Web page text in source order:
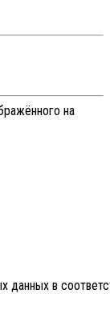
на
данных в